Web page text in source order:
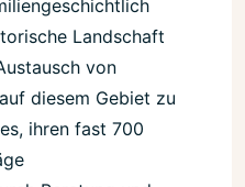
Landschaft
von
diesem Gebiet zu
ihren fast 700